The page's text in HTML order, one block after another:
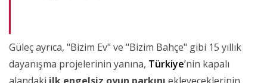
Güleç ayrıca, "Bizim Ev" ve "Bizim Bahçe" gibi 15 yıllık
dayanışma projelerinin yanına, Türkiye’nin kapalı